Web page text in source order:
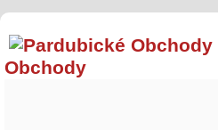
Obchody